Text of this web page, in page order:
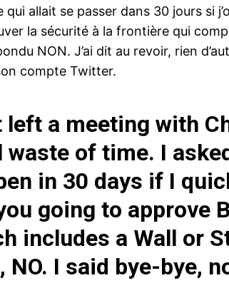
Bourita signe à Davos la Charte
constitutive du Conseil de Paix sur
Instruction de SM le Roi Mohammed VI
qui allait se passer dans 30 jours si
la sécurité à la frontière qui
NON. J’ai dit au revoir, rien
compte Twitter.
a meeting with
waste of time. I
in 30 days if I
going to approve
includes a Wall or
NO. I said bye-bye,